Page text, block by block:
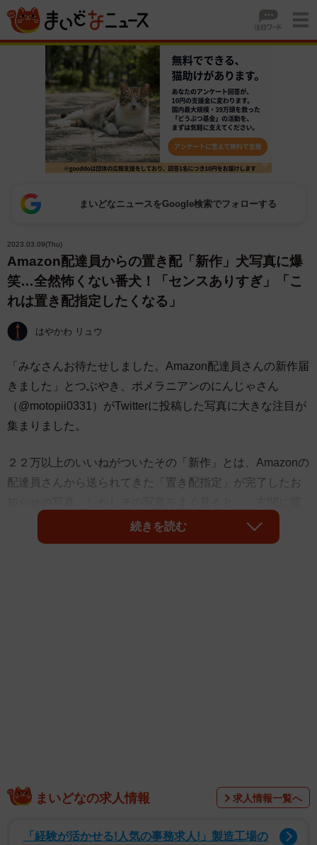
まいどなニュースをGoogle検索でフォローする
2023.03.09(Thu)
Amazon配達員からの置き配「新作」犬写真に爆
笑…全然怖くない番犬！「センスありすぎ」「こ
れは置き配指定したくなる」
はやかわ リュウ
「みなさんお待たせしました。Amazon配達員さんの新作届
きました」とつぶやき、ポメラニアンのにんじゃさん
（@motopii0331）がTwitterに投稿した写真に大きな注目が
集まりました。
２２万以上のいいねがついたその「新作」とは、Amazonの
配達員さんから送られてきた「置き配指定」が完了したお
かれた荷物とともに、ふわっふわの小さな「番犬」の姿
続きを読む
まいどなの求人情報 求人情報一覧へ
「経験が活かせる!人気の事務求人!」製造工場の